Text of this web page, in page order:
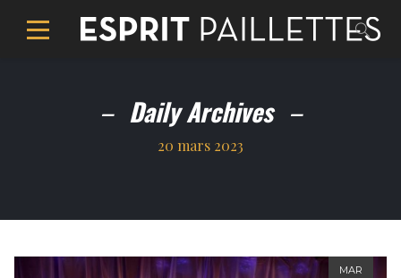
Daily Archives
20 mars 2023
MAR